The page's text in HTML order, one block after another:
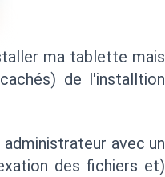
ma tablette mais
de l'installtion
avec un
des fichiers et)